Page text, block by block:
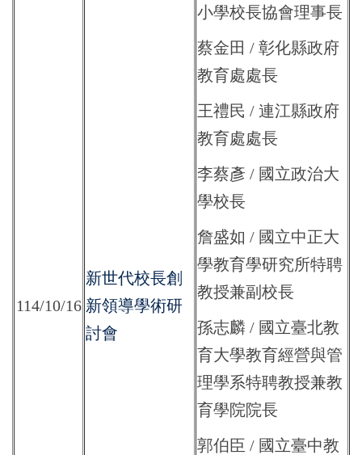
114/10/16
新世代校長創
新領導學術研
討會
小學校長協會理事長
蔡金田 / 彰化縣政府
教育處處長
王禮民 / 連江縣政府
教育處處長
李蔡彥 / 國立政治大
學校長
詹盛如 / 國立中正大
學教育學研究所特聘
教授兼副校長
孫志麟 / 國立臺北教
育大學教育經營與管
理學系特聘教授兼教
育學院院長
郭伯臣 / 國立臺中教